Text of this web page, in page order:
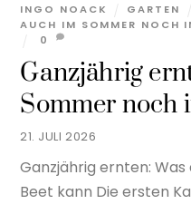
21. JULI 2026
Ganzjährig
Sommer noch
INGO NOACK GARTEN
AUCH IM SOMMER NOCH
0
Ganzjährig ernten:
Beet kann Die ersten